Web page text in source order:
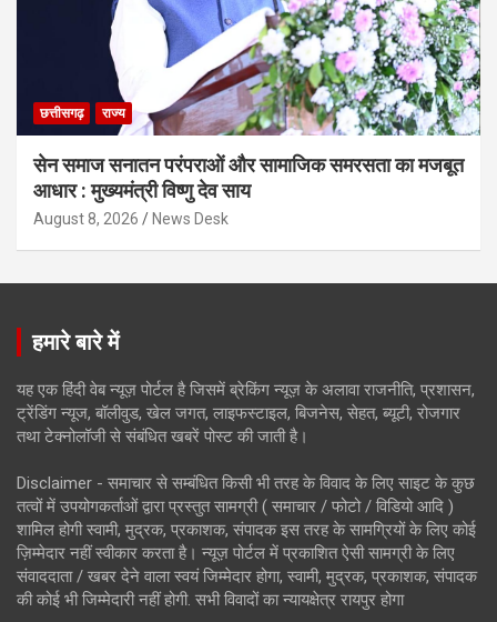
छत्तीसगढ़ राज्य
सेन समाज सनातन परंपराओं और सामाजिक समरसता का मजबूत
आधार : मुख्यमंत्री विष्णु देव साय
August 8, 2026 News Desk
हमारे बारे में
यह एक हिंदी वेब न्यूज़ पोर्टल है जिसमें ब्रेकिंग न्यूज़ के अलावा राजनीति, प्रशासन,
ट्रेंडिंग न्यूज, बॉलीवुड, खेल जगत, लाइफस्टाइल, बिजनेस, सेहत, ब्यूटी, रोजगार
तथा टेक्नोलॉजी से संबंधित खबरें पोस्ट की जाती है।
Disclaimer - समाचार से सम्बंधित किसी भी तरह के विवाद के लिए साइट के कुछ
तत्वों में उपयोगकर्ताओं द्वारा प्रस्तुत सामग्री ( समाचार / फोटो / विडियो आदि )
शामिल होगी स्वामी, मुद्रक, प्रकाशक, संपादक इस तरह के सामग्रियों के लिए कोई
ज़िम्मेदार नहीं स्वीकार करता है। न्यूज़ पोर्टल में प्रकाशित ऐसी सामग्री के लिए
संवाददाता / खबर देने वाला स्वयं जिम्मेदार होगा, स्वामी, मुद्रक, प्रकाशक, संपादक
की कोई भी जिम्मेदारी नहीं होगी. सभी विवादों का न्यायक्षेत्र रायपुर होगा